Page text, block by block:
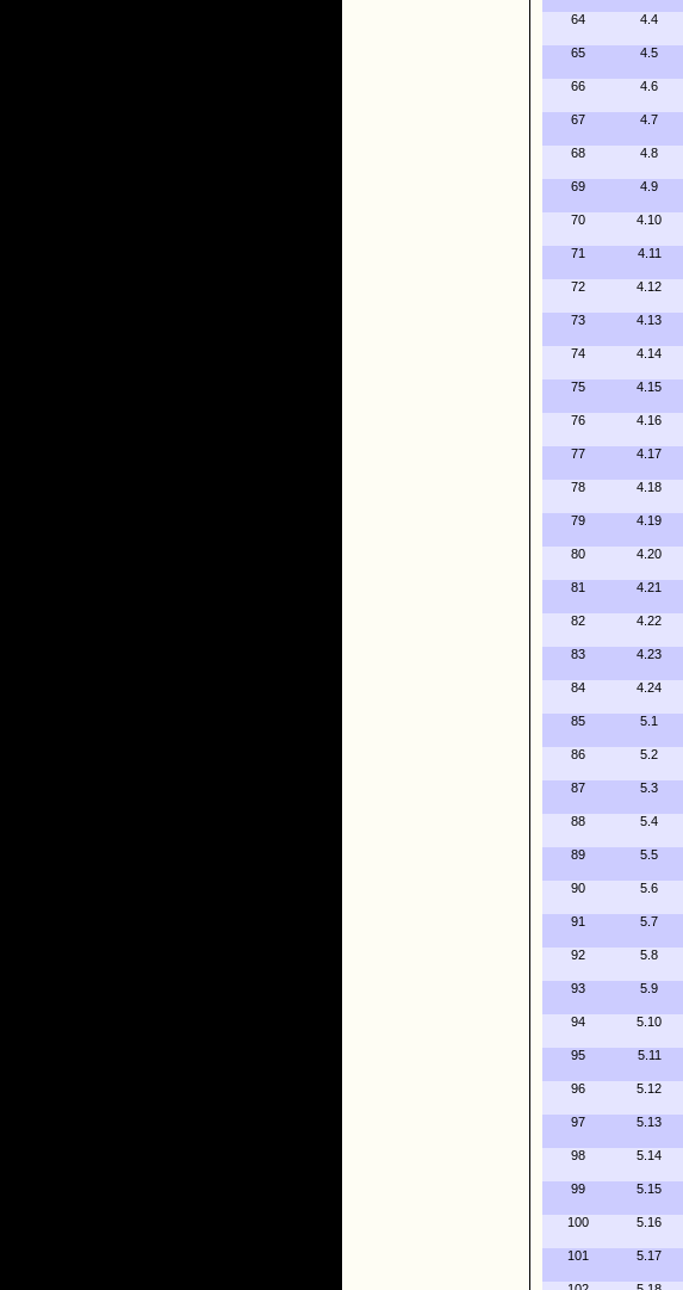
64
4.4
65
4.5
66
4.6
67
4.7
68
4.8
69
4.9
70
4.10
71
4.11
72
4.12
73
4.13
74
4.14
75
4.15
76
4.16
77
4.17
78
4.18
79
4.19
80
4.20
81
4.21
82
4.22
83
4.23
84
4.24
85
5.1
86
5.2
87
5.3
88
5.4
89
5.5
90
5.6
91
5.7
92
5.8
93
5.9
94
5.10
95
5.11
96
5.12
97
5.13
98
5.14
99
5.15
100
5.16
101
5.17